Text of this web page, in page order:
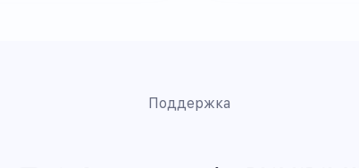
Поддержка